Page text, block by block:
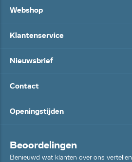
Webshop
Klantenservice
Nieuwsbrief
Contact
Openingstijden
Beoordelingen
Benieuwd wat klanten over ons vertellen